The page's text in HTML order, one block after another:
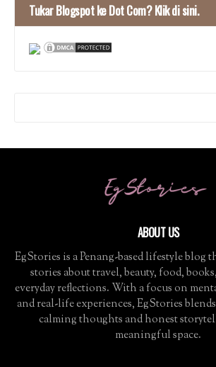
Tukar Blogspot ke Dot Com? Klik di sini.
ABOUT US
EgStories is a Penang-based lifestyle blog
stories about travel, beauty, food,
everyday reflections. With a focus on
and real-life experiences, EgStories
calming thoughts and honest
meaningful space.